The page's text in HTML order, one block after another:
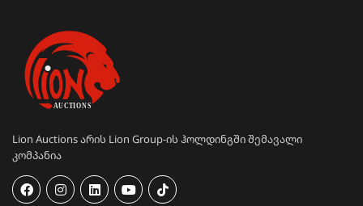
Lion Auctions არის Lion Group-ის ჰოლდინგში შემავალი
კომპანია